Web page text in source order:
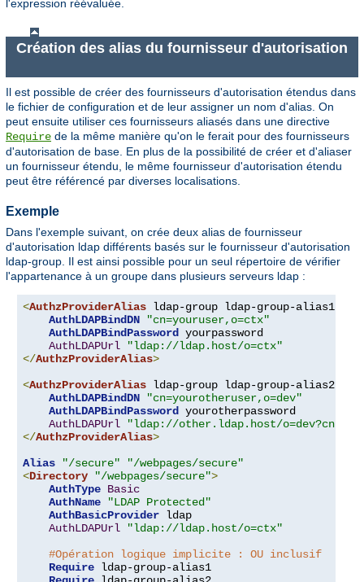
l'expression réévaluée.
Création des alias du fournisseur d'autorisation
Il est possible de créer des fournisseurs d'autorisation étendus dans
le fichier de configuration et de leur assigner un nom d'alias. On
peut ensuite utiliser ces fournisseurs aliasés dans une directive
Require de la même manière qu'on le ferait pour des fournisseurs
d'autorisation de base. En plus de la possibilité de créer et d'aliaser
un fournisseur étendu, le même fournisseur d'autorisation étendu
peut être référencé par diverses localisations.
Exemple
Dans l'exemple suivant, on crée deux alias de fournisseur
d'autorisation ldap différents basés sur le fournisseur d'autorisation
ldap-group. Il est ainsi possible pour un seul répertoire de vérifier
l'appartenance à un groupe dans plusieurs serveurs ldap :
<AuthzProviderAlias ldap-group ldap-group-alias1
AuthLDAPBindDN
"cn=youruser,o=ctx"
AuthLDAPBindPassword
yourpassword
AuthLDAPUrl
"ldap://ldap.host/o=ctx"
</AuthzProviderAlias>
<AuthzProviderAlias ldap-group ldap-group-alias2
AuthLDAPBindDN
"cn=yourotheruser,o=dev"
AuthLDAPBindPassword
yourotherpassword
AuthLDAPUrl
"ldap://other.ldap.host/o=dev?cn"
</AuthzProviderAlias>
Alias
"/secure"
"/webpages/secure"
<Directory "/webpages/secure">
AuthType Basic
AuthName
"LDAP Protected"
AuthBasicProvider ldap
AuthLDAPUrl
"ldap://ldap.host/o=ctx"
#Opération logique implicite : OU inclusif
Require ldap-group-alias1